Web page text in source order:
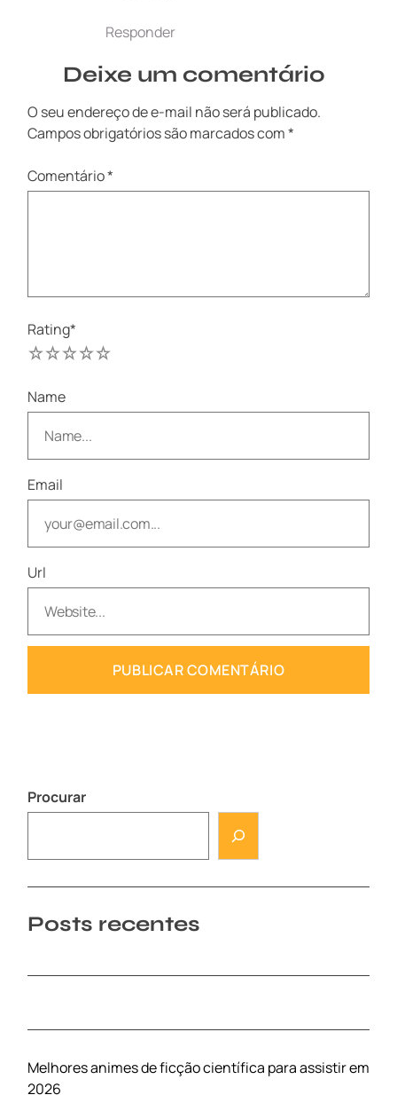
Responder
Deixe um comentário
O seu endereço de e-mail não será publicado.
Campos obrigatórios são marcados com*
Comentário*
Rating*
5
4
3
2
Name
Email
Url
Procurar
Posts recentes
Melhores animes de ficção científica para assistir em
2026